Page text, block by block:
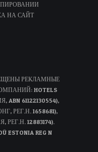
НА САЙТ
РЕКЛАМНЫЕ
HOTELS
ABN 61122130554),
РЕГ.Н. 1658681),
РЕГ.Н. 12883174).
ESTONIA REG N